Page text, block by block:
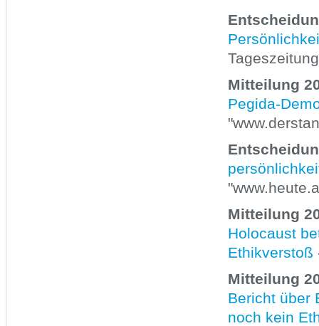
Mitteilung
Pegida-
Mitteilung
Holocaust
Ethikverstoß
Mitteilung
Bericht über
noch kein